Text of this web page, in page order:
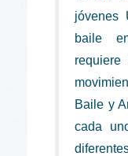
jóvenes
baile
requiere
Baile y
cada